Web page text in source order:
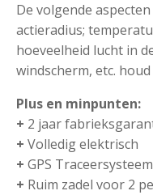
De volgende
actieradius;
hoeveelheid lucht in
windscherm, etc.
Plus en minpunten:
+ 2 jaar
+ Volledig elektrisch
+ GPS
+ Ruim zadel voor 2